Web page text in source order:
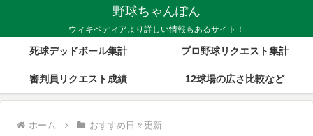
野球ちゃんぽん
ウィキペディアより詳しい情報もあるサイト！
死球デッドボール集計 プロ野球リクエスト集計
審判員リクエスト成績 12球場の広さ比較など
ホーム おすすめ日々更新